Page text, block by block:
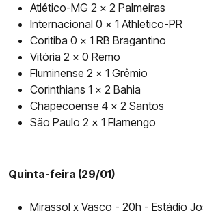
Atlético-MG 2 x 2 Palmeiras
Internacional 0 x 1 Athletico-PR
Coritiba 0 x 1 RB Bragantino
Vitória 2 x 0 Remo
Fluminense 2 x 1 Grêmio
Corinthians 1 x 2 Bahia
Chapecoense 4 x 2 Santos
São Paulo 2 x 1 Flamengo
Quinta-feira (29/01)
Mirassol x Vasco - 20h - Estádio